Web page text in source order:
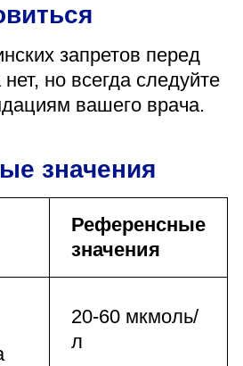
запретов перед
но всегда следуйте
вашего врача.
значения
Референсные
значения
20-60 мкмоль/
л